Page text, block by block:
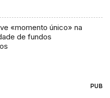
«momento único» na
de fundos
PUB